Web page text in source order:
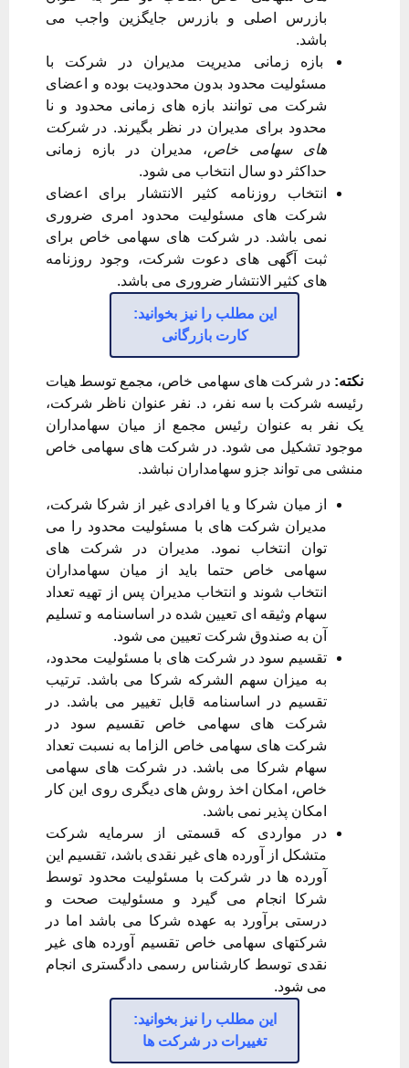
بازرس اصلی و بازرس جایگزین واجب می
باشد.
بازه زمانی مدیریت مدیران در شرکت با
مسئولیت محدود بدون محدودیت بوده و اعضای
شرکت می توانند بازه های زمانی محدود و نا
محدود برای مدیران در نظر بگیرند. درشرکت
های سهامی خاص، مدیران در بازه زمانی
حداکثر دو سال انتخاب می شود.
انتخاب روزنامه کثیر الانتشار برای اعضای
شرکت های مسئولیت محدود امری ضروری
نمی باشد. در شرکت های سهامی خاص برای
ثبت آگهی های دعوت شرکت، وجود روزنامه
های کثیر الانتشار ضروری می باشد.
این مطلب را نیز بخوانید:
کارت بازرگانی
نکته: در شرکت های سهامی خاص، مجمع توسط هیات
رئیسه شرکت با سه نفر، د. نفر عنوان ناظر شرکت،
یک نفر به عنوان رئیس مجمع از میان سهامداران
موجود تشکیل می شود. در شرکت های سهامی خاص
منشی می تواند جزو سهامداران نباشد.
از میان شرکا و یا افرادی غیر از شرکا شرکت،
مدیران شرکت های با مسئولیت محدود را می
توان انتخاب نمود. مدیران در شرکت های
سهامی خاص حتما باید از میان سهامداران
انتخاب شوند و انتخاب مدیران پس از تهیه تعداد
سهام وثیقه ای تعیین شده در اساسنامه و تسلیم
آن به صندوق شرکت تعیین می شود.
تقسیم سود در شرکت های با مسئولیت محدود،
به میزان سهم الشرکه شرکا می باشد. ترتیب
تقسیم در اساسنامه قابل تغییر می باشد. در
شرکت های سهامی خاص تقسیم سود در
شرکت های سهامی خاص الزاما به نسبت تعداد
سهام شرکا می باشد. در شرکت های سهامی
خاص، امکان اخذ روش های دیگری روی این کار
امکان پذیر نمی باشد.
در مواردی که قسمتی از سرمایه شرکت
متشکل از آورده های غیر نقدی باشد، تقسیم این
آورده ها در شرکت با مسئولیت محدود توسط
شرکا انجام می گیرد و مسئولیت صحت و
درستی برآورد به عهده شرکا می باشد اما در
شرکتهای سهامی خاص تقسیم آورده های غیر
نقدی توسط کارشناس رسمی دادگستری انجام
می شود.
این مطلب را نیز بخوانید:
تغییرات در شرکت ها